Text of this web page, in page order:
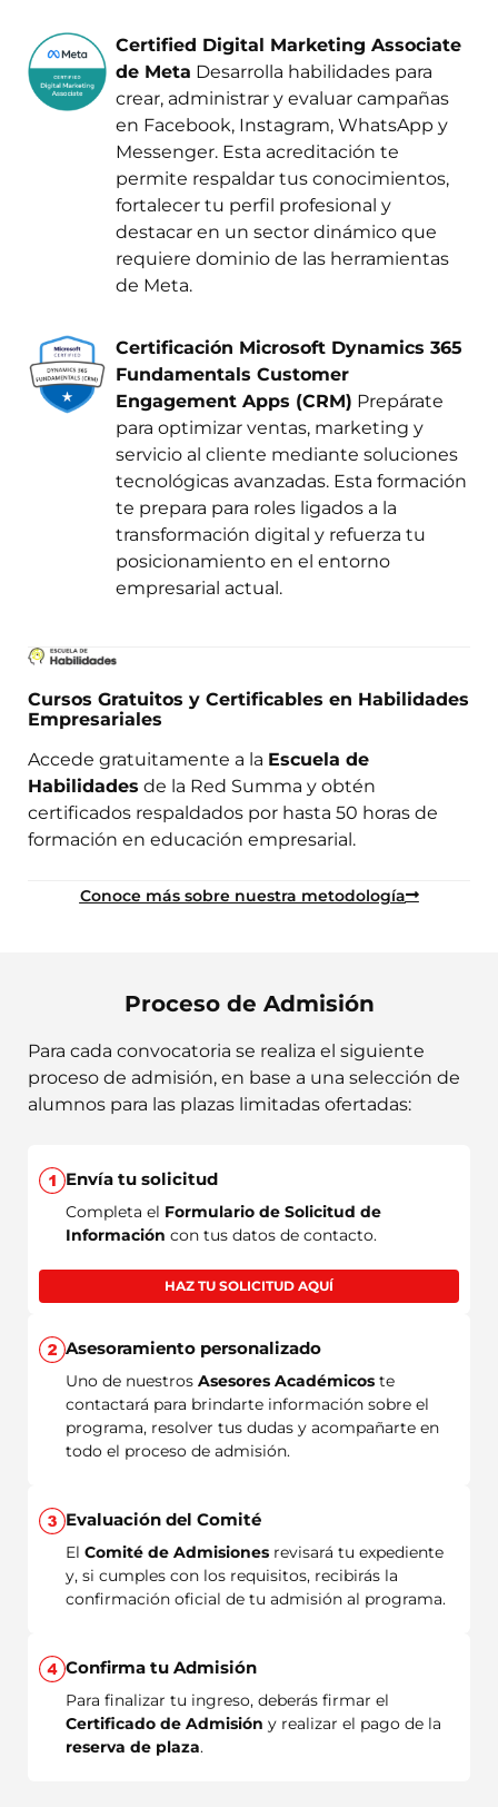
Certified Digital Marketing Associate
de Meta Desarrolla habilidades para
crear, administrar y evaluar campañas
en Facebook, Instagram, WhatsApp y
Messenger. Esta acreditación te
permite respaldar tus conocimientos,
fortalecer tu perfil profesional y
destacar en un sector dinámico que
requiere dominio de las herramientas
de Meta.
Certificación Microsoft Dynamics 365
Fundamentals Customer
Engagement Apps (CRM) Prepárate
para optimizar ventas, marketing y
servicio al cliente mediante soluciones
tecnológicas avanzadas. Esta formación
te prepara para roles ligados a la
transformación digital y refuerza tu
posicionamiento en el entorno
empresarial actual.
Cursos Gratuitos y Certificables en Habilidades
Empresariales
Accede gratuitamente a la Escuela de
Habilidades de la Red Summa y obtén
certificados respaldados por hasta 50 horas de
formación en educación empresarial.
Conoce más sobre nuestra metodología
Proceso de Admisión
Para cada convocatoria se realiza el siguiente
proceso de admisión, en base a una selección de
alumnos para las plazas limitadas ofertadas:
Envía tu solicitud
Completa el Formulario de Solicitud de
Información con tus datos de contacto.
HAZ TU SOLICITUD AQUÍ
Asesoramiento personalizado
Uno de nuestros Asesores Académicos te
contactará para brindarte información sobre el
programa, resolver tus dudas y acompañarte en
todo el proceso de admisión.
Evaluación del Comité
El Comité de Admisiones revisará tu expediente
y, si cumples con los requisitos, recibirás la
confirmación oficial de tu admisión al programa.
Confirma tu Admisión
Para finalizar tu ingreso, deberás firmar el
Certificado de Admisión y realizar el pago de la
reserva de plaza.